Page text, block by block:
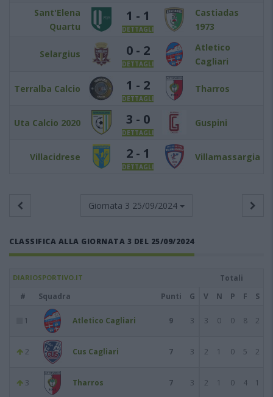
Sant'Elena
Quartu
1 - 1
DETTAGLI
Castiadas
1973
Selargius 0 - 2
DETTAGLI
Atletico
Cagliari
Terralba Calcio 1 - 2
DETTAGLI
Tharros
Uta Calcio 2020 3 - 0
DETTAGLI
Guspini
Villacidrese 2 - 1
DETTAGLI
Villamassargia
Giornata 3 25/09/2024
CLASSIFICA ALLA GIORNATA 3 DEL 25/09/2024
DIARIOSPORTIVO.IT
Totali
#
Squadra Punti G V N P F S
1 Atletico Cagliari 9 3 3 0 0 8 2
2 Cus Cagliari 7 3 2 1 0 5 2
3 Tharros 7 3 2 1 0 4 1